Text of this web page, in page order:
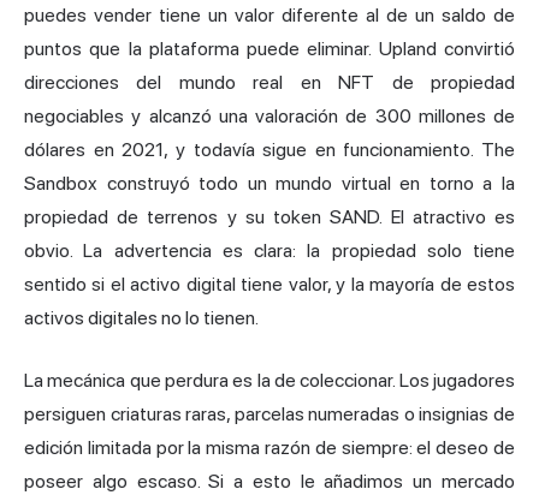
puedes vender tiene un valor diferente al de un saldo de
puntos que la plataforma puede eliminar. Upland convirtió
direcciones del mundo real en NFT de propiedad
negociables y alcanzó una valoración de 300 millones de
dólares en 2021, y todavía sigue en funcionamiento. The
Sandbox construyó todo un mundo virtual en torno a la
propiedad de terrenos y su token SAND. El atractivo es
obvio. La advertencia es clara: la propiedad solo tiene
sentido si el activo digital tiene valor, y la mayoría de estos
activos digitales no lo tienen.
La mecánica que perdura es la de coleccionar. Los jugadores
persiguen criaturas raras, parcelas numeradas o insignias de
edición limitada por la misma razón de siempre: el deseo de
poseer algo escaso. Si a esto le añadimos un mercado